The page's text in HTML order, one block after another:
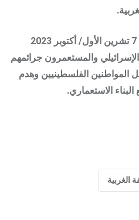
ومنذ بدء الحرب بقطاع غزة في 7 تشرين الأول/ أكتوبر 2023
والمستعمرون جرائمهم
المواطنين الفلسطينيين وهدم
الاستعماري.
الغربية